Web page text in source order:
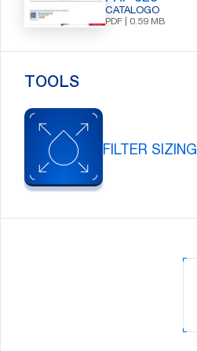
CATALOGO
PDF | 0.59 MB
TOOLS
FILTER SIZING